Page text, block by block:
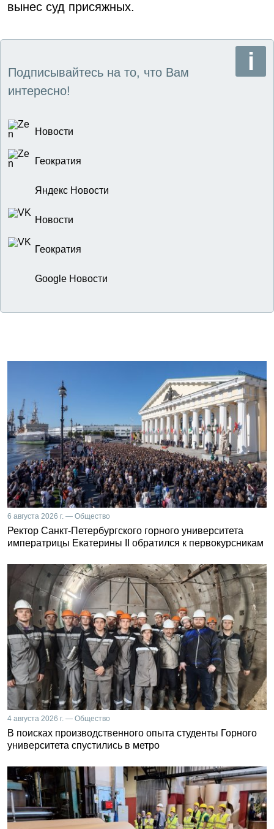
вынес суд присяжных.
Подписывайтесь на то, что Вам
интересно!
Новости
Геократия
Яндекс Новости
Новости
Геократия
Google Новости
6 августа 2026 г. — Общество
Ректор Санкт-Петербургского горного университета
императрицы Екатерины II обратился к первокурсникам
4 августа 2026 г. — Общество
В поисках производственного опыта студенты Горного
университета спустились в метро